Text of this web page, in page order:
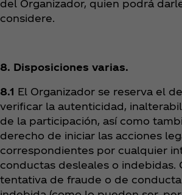
del Organizador, quien podrá
considere.
8. Disposiciones varias.
8.1 El Organizador se reserva el
verificar la autenticidad,
de la participación, así como
derecho de iniciar las acciones
correspondientes por cualquier
conductas desleales o indebidas.
tentativa de fraude o de